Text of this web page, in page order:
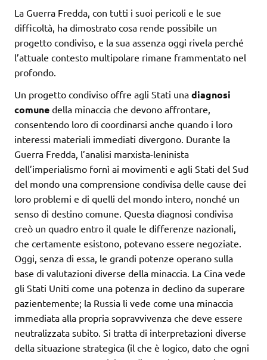
La Guerra Fredda, con tutti i suoi pericoli e le sue
difficoltà, ha dimostrato cosa rende possibile un
progetto condiviso, e la sua assenza oggi rivela perché
l’attuale contesto multipolare rimane frammentato nel
profondo.
Un progetto condiviso offre agli Stati una diagnosi
comune della minaccia che devono affrontare,
consentendo loro di coordinarsi anche quando i loro
interessi materiali immediati divergono. Durante la
Guerra Fredda, l’analisi marxista-leninista
dell’imperialismo fornì ai movimenti e agli Stati del Sud
del mondo una comprensione condivisa delle cause dei
loro problemi e di quelli del mondo intero, nonché un
senso di destino comune. Questa diagnosi condivisa
creò un quadro entro il quale le differenze nazionali,
che certamente esistono, potevano essere negoziate.
Oggi, senza di essa, le grandi potenze operano sulla
base di valutazioni diverse della minaccia. La Cina vede
gli Stati Uniti come una potenza in declino da superare
pazientemente; la Russia li vede come una minaccia
immediata alla propria sopravvivenza che deve essere
neutralizzata subito. Si tratta di interpretazioni diverse
della situazione strategica (il che è logico, dato che ogni